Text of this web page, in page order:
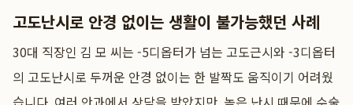
고도난시로 안경 없이는 생활이 불가능했던 사례
30대 직장인 김 모 씨는 -5디옵터가 넘는 고도근시와 -3디옵터
의 고도난시로 두꺼운 안경 없이는 한 발짝도 움직이기 어려웠